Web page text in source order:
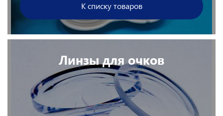
К списку товаров
Линзы для очков